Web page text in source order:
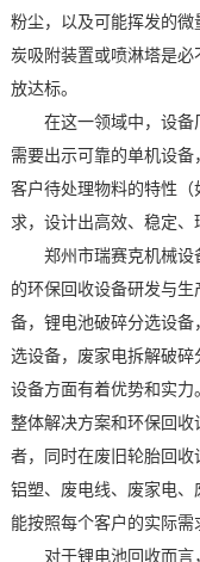
粉尘，以及可能挥发的
炭吸附装置或喷淋塔是
放达标。
在这一领域中，设备
需要出示可靠的单机设
客户待处理物料的特性
求，设计出高效、稳定、
郑州市瑞赛克机械设
的环保回收设备研发与
备，锂电池破碎分选设
选设备，废家电拆解破
设备方面有着优势和实
整体解决方案和环保回
者，同时在废旧轮胎回
铝塑、废电线、废家电、
能按照每个客户的实际需
对于锂电池回收而言